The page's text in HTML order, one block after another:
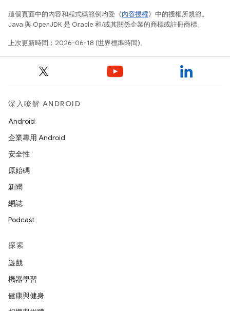
這個頁面中的內容和程式碼範例均受《內容授權》中的授權所規範。
Java 與 OpenJDK 是 Oracle 和/或其關係企業的商標或註冊商標。
上次更新時間：2026-06-18 (世界標準時間)。
深入瞭解 ANDROID
Android
企業專用 Android
安全性
原始碼
新聞
網誌
Podcast
探索
遊戲
機器學習
健康與健身